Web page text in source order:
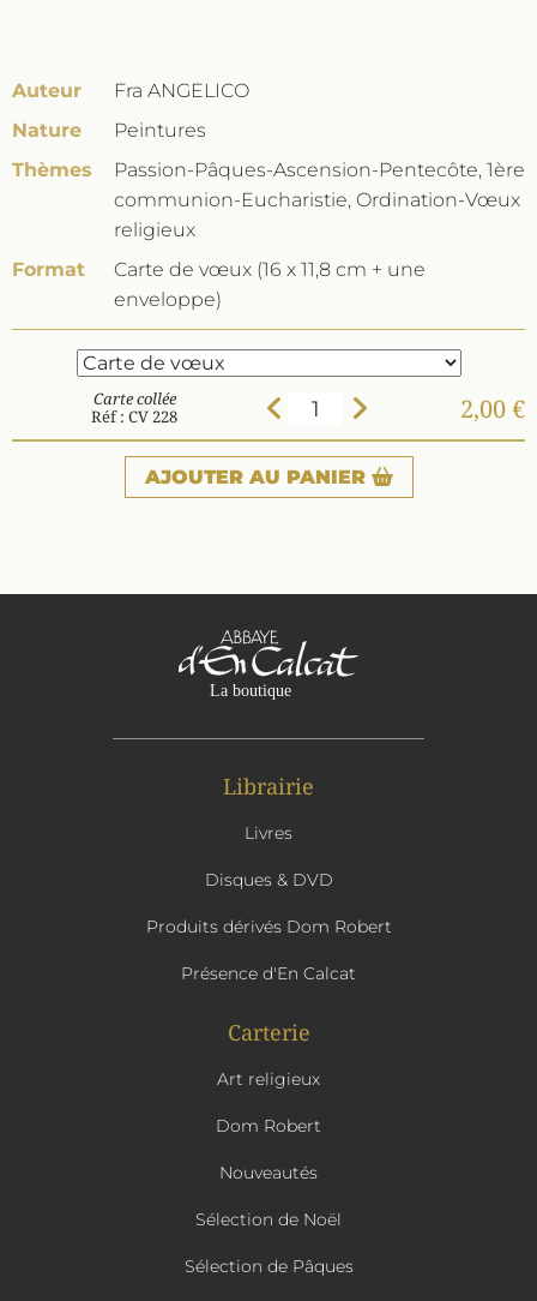
Auteur
Fra ANGELICO
Nature
Peintures
Thèmes
Passion-Pâques-Ascension-Pentecôte, 1ère
communion-Eucharistie, Ordination-Vœux
religieux
Format
Carte de vœux (16 x 11,8 cm + une
enveloppe)
Carte collée
Réf : CV 228
2,00 €
AJOUTER AU PANIER
Librairie
Livres
Disques & DVD
Produits dérivés Dom Robert
Présence d'En Calcat
Carterie
Art religieux
Dom Robert
Nouveautés
Sélection de Noël
Sélection de Pâques